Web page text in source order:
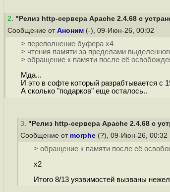
2. "Релиз http-сервера Apache 2.4.68 с
Сообщение от Аноним (-), 09-Июн-26, 00:02
> переполнение буфера x4
> чтения памяти за пределами
> обращение к памяти после её
Мда...
И это в софте который разрабтывается с
А сколько "подарков" еще осталось..
3. "Релиз http-сервера Apache 2.4.68 с
Сообщение от morphe (?), 09-Июн-26, 00:32
> обращение к памяти после её
x2
Итого 8/13 уязвимостей вызваны